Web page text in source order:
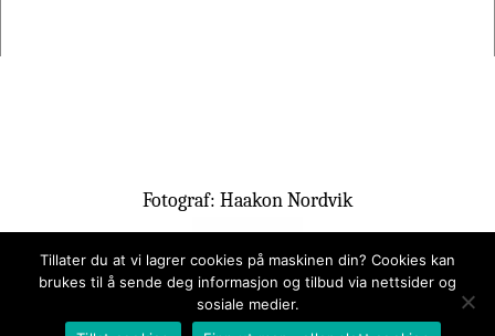
Fotograf: Haakon Nordvik
Tillater du at vi lagrer cookies på maskinen din? Cookies kan
brukes til å sende deg informasjon og tilbud via nettsider og
sosiale medier.